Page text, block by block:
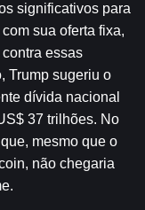
significativos para
sua oferta fixa,
essas
Trump sugeriu o
dívida nacional
37 trilhões. No
mesmo que o
não chegaria